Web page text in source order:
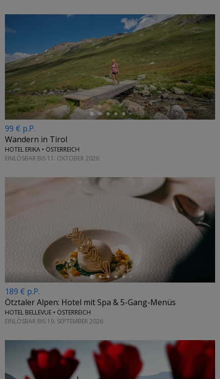
←
99 € p.P.
Wandern in Tirol
HOTEL ERIKA • ÖSTERREICH
EINLÖSBAR BIS 11. OKTOBER 2026
189 € p.P.
Ötztaler Alpen: Hotel mit Spa & 5-Gang-Menüs
HOTEL BELLEVUE • ÖSTERREICH
EINLÖSBAR BIS 19. SEPTEMBER 2026